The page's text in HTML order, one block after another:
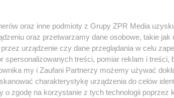
oraz inne podmioty z Grupy ZPR Media
oraz przetwarzamy dane osobowe, takie jak
urządzenie czy dane przeglądania w celu
spersonalizowanych treści, pomiar reklam i treści,
my i Zaufani Partnerzy możemy używać
charakterystykę urządzenia do celów
zgodę na korzystanie z tych technologii poprzez